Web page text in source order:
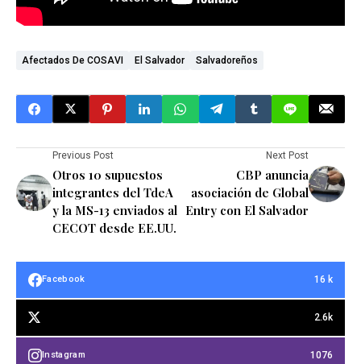
Afectados De COSAVI El Salvador Salvadoreños
Previous Post
Otros 10 supuestos
integrantes del TdeA
y la MS-13 enviados al
CECOT desde EE.UU.
Next Post
CBP anuncia
asociación de Global
Entry con El Salvador
Facebook 16 k
2.6k
Instagram 1076